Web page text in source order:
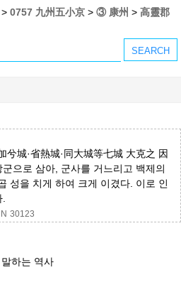
>0757 九州五小京 >③ 康州 >高靈郡
城·省熱城·同大城等七城 大克之 因
으로 삼아, 군사를 거느리고 백제의
성을 치게 하여 크게 이겼다. 이로 인
.
30123
하는 역사